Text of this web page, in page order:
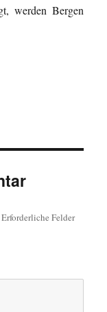
werden Bergen
Erforderliche Felder